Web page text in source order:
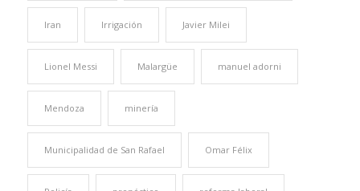
Iran Irrigación Javier Milei
Lionel Messi Malargüe manuel adorni
Mendoza minería
Municipalidad de San Rafael Omar Félix